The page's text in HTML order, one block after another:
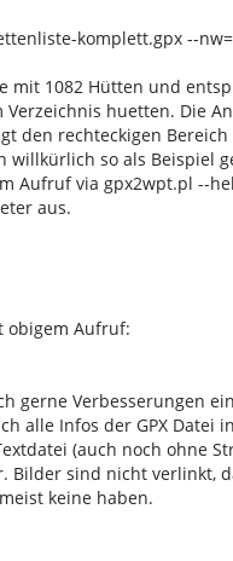
komplett.gpx --
mit 1082 Hütten und
Verzeichnis huetten. Die
den rechteckigen
willkürlich so als Beispiel
Aufruf via gpx2wpt.pl --
aus.
obigem Aufruf:
gerne Verbesserungen
alle Infos der GPX Datei
(auch noch ohne
Bilder sind nicht verlinkt,
keine haben.